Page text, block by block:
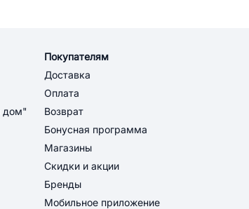
дом"
Покупателям
Доставка
Оплата
Возврат
Бонусная программа
Магазины
Скидки и акции
Бренды
Мобильное приложение